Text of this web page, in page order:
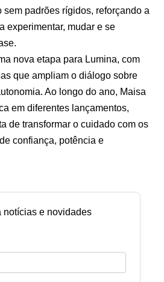
padrões rígidos, reforçando a
experimentar, mudar e se
nova etapa para Lumina, com
que ampliam o diálogo sobre
Ao longo do ano, Maisa
em diferentes lançamentos,
de transformar o cuidado com os
confiança, potência e
notícias e novidades